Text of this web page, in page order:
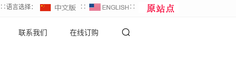
∷语言选择： ∷ ∷
联系我们 在线订购